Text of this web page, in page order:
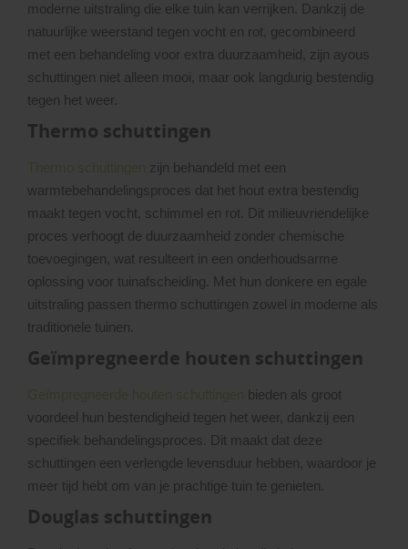
moderne uitstraling die elke tuin kan verrijken. Dankzij de
natuurlijke weerstand tegen vocht en rot, gecombineerd
met een behandeling voor extra duurzaamheid, zijn ayous
schuttingen niet alleen mooi, maar ook langdurig bestendig
tegen het weer.
Thermo schuttingen
Thermo schuttingen zijn behandeld met een
warmtebehandelingsproces dat het hout extra bestendig
maakt tegen vocht, schimmel en rot. Dit milieuvriendelijke
proces verhoogt de duurzaamheid zonder chemische
toevoegingen, wat resulteert in een onderhoudsarme
oplossing voor tuinafscheiding. Met hun donkere en egale
uitstraling passen thermo schuttingen zowel in moderne als
traditionele tuinen.
Geïmpregneerde houten schuttingen
Geïmpregneerde houten schuttingen bieden als groot
voordeel hun bestendigheid tegen het weer, dankzij een
specifiek behandelingsproces. Dit maakt dat deze
schuttingen een verlengde levensduur hebben, waardoor je
meer tijd hebt om van je prachtige tuin te genieten.
Douglas schuttingen